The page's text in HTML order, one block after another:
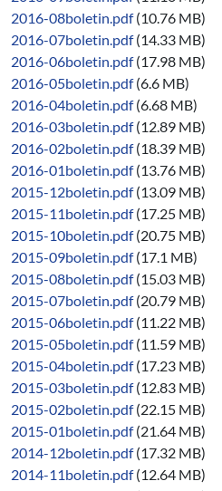
2016-08boletin.pdf (10.76 MB)
2016-07boletin.pdf (14.33 MB)
2016-06boletin.pdf (17.98 MB)
2016-05boletin.pdf (6.6 MB)
2016-04boletin.pdf (6.68 MB)
2016-03boletin.pdf (12.89 MB)
2016-02boletin.pdf (18.39 MB)
2016-01boletin.pdf (13.76 MB)
2015-12boletin.pdf (13.09 MB)
2015-11boletin.pdf (17.25 MB)
2015-10boletin.pdf (20.75 MB)
2015-09boletin.pdf (17.1 MB)
2015-08boletin.pdf (15.03 MB)
2015-07boletin.pdf (20.79 MB)
2015-06boletin.pdf (11.22 MB)
2015-05boletin.pdf (11.59 MB)
2015-04boletin.pdf (17.23 MB)
2015-03boletin.pdf (12.83 MB)
2015-02boletin.pdf (22.15 MB)
2015-01boletin.pdf (21.64 MB)
2014-12boletin.pdf (17.32 MB)
2014-11boletin.pdf (12.64 MB)